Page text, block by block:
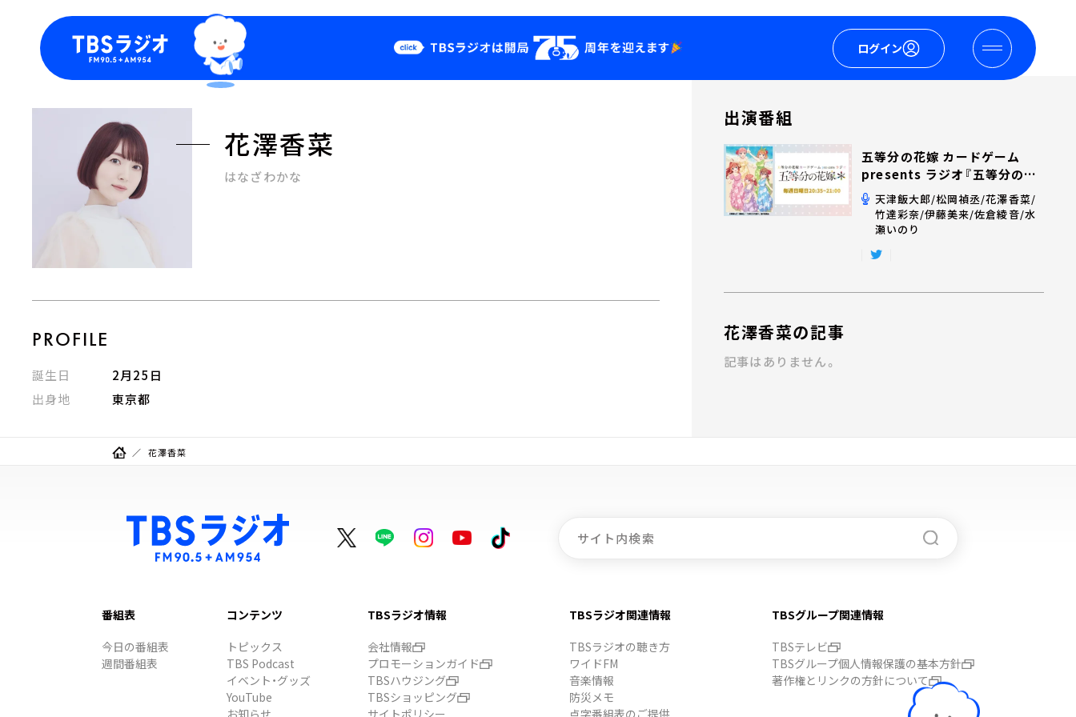
ログイン
今日の番組表
週間番組表
TBS
Podcast
花澤香菜
はなざわかな
PROFILE
誕生日
2月25日
出身地
東京都
出演番組
五等分の花嫁 カードゲーム
presents ラジオ『五等分の花
嫁＊』
天津飯大郎/松岡禎丞/花澤香菜/
竹達彩奈/伊藤美来/佐倉綾音/水
瀬いのり
花澤香菜の記事
記事はありません。
花澤香菜
番組表
今日の番組表
週間番組表
コンテンツ
トピックス
TBS Podcast
イベント・グッズ
YouTube
お知らせ
TBSラジオ情報
会社情報
プロモーションガイド
TBSハウジング
TBSショッピング
サイトポリシー
TBSラジオ関連情報
TBSラジオの聴き方
ワイドFM
音楽情報
防災メモ
点字番組表のご提供
TBSグループ関連情報
TBSテレビ
TBSグループ個人情報保護の基本方針
著作権とリンクの方針について